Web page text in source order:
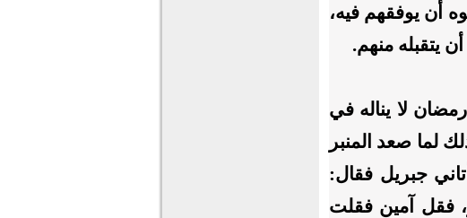
أن يوفقهم فيه،
يتقبله منهم.
لا يناله في
لما صعد المنبر
جبريل فقال:
فقل آمين فقلت